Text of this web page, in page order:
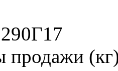
продажи